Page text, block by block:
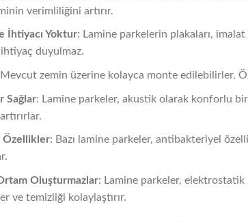
verimliliğini artırır.
İhtiyacı Yoktur: Lamine parkelerin plakaları,
duyulmaz.
zemin üzerine kolayca monte edilebilirler.
Sağlar: Lamine parkeler, akustik olarak konforlu
: Bazı lamine parkeler, antibakteriyel
Oluşturmazlar: Lamine parkeler,
ve temizliği kolaylaştırır.